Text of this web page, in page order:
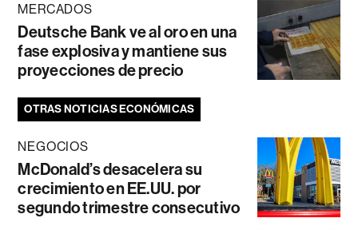
MERCADOS
Deutsche Bank ve al oro en una
fase explosiva y mantiene sus
proyecciones de precio
OTRAS NOTICIAS ECONÓMICAS
NEGOCIOS
McDonald’s desacelera su
crecimiento en EE.UU. por
segundo trimestre consecutivo